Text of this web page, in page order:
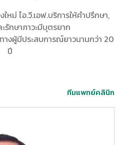
ม่ ไอ.วี.เอฟ.บริการให้คำปรึกษา,
รักษาภาวะมีบุตรยาก
งผู้มีประสบการณ์ยาวนานกว่า 20
ปี
ทีมแพทย์คลินิก